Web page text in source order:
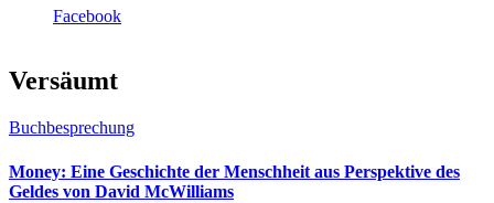
Facebook
Versäumt
Buchbesprechung
Money: Eine Geschichte der Menschheit aus Perspektive des
Geldes von David McWilliams